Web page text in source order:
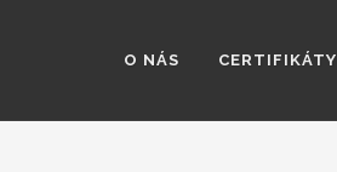
O NÁS CERTIFIKÁTY